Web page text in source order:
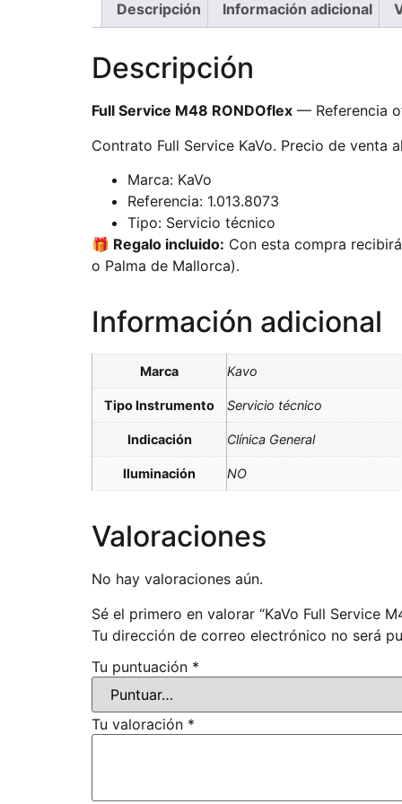
Descripción Información adicional
Descripción
Full Service M48 RONDOflex — Referencia
Contrato Full Service KaVo. Precio de
Marca: KaVo
Referencia: 1.013.8073
Tipo: Servicio técnico
🎁 Regalo incluido: Con esta compra
o Palma de Mallorca).
Información adicional
Marca Kavo
Tipo Instrumento Servicio técnico
Indicación Clínica General
Iluminación NO
Valoraciones
No hay valoraciones aún.
Sé el primero en valorar “KaVo Full Service
Tu dirección de correo electrónico no será
Tu puntuación *
Tu valoración *